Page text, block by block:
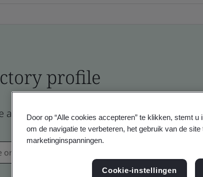
profile
and product certificates - Validation and
Door op “Alle cookies accepteren” te klikken, stemt
om de navigatie te verbeteren, het gebruik van de
marketinginspanningen.
Cookie-instellingen